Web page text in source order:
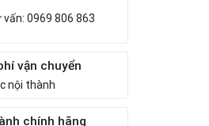
0969 806 863
vận chuyển
nội thành
chính hãng